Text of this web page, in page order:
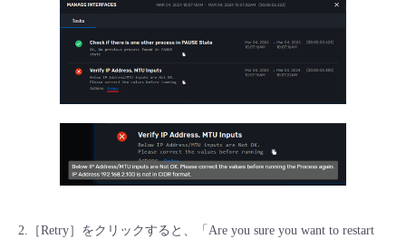
2.［Retry］をクリックすると、「Are you sure you want to restart